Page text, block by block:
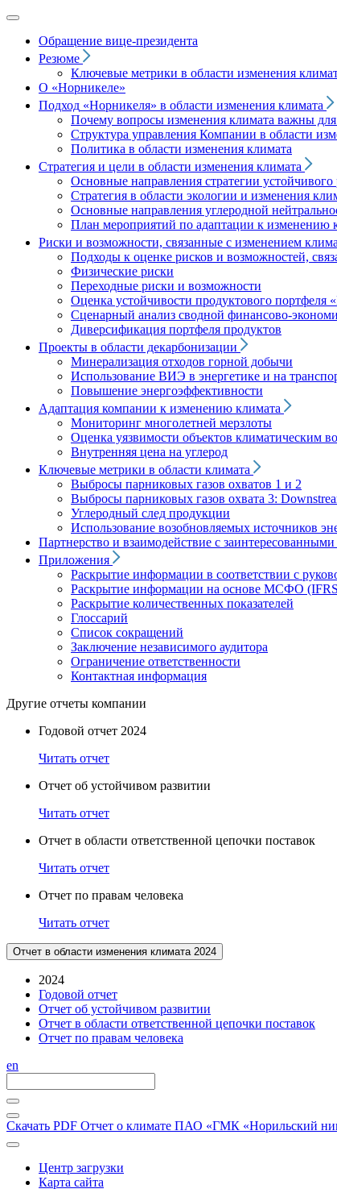
Обращение вице‑президента
Резюме
Ключевые метрики в области изменения
О «Норникеле»
Подход «Норникеля» в области изменения климата
Почему вопросы изменения климата важны
Структура управления Компании в области
Политика в области изменения климата
Стратегия и цели в области изменения климата
Основные направления стратегии устойчивого
Стратегия в области экологии и изменения
Основные направления углеродной
План мероприятий по адаптации к изменению
Риски и возможности, связанные с изменением
Подходы к оценке рисков и возможностей,
Физические риски
Переходные риски и возможности
Оценка устойчивости продуктового портфеля
Сценарный анализ сводной финансово-
Диверсификация портфеля продуктов
Проекты в области декарбонизации
Минерализация отходов горной добычи
Использование ВИЭ в энергетике и на
Повышение энергоэффективности
Адаптация компании к изменению климата
Мониторинг многолетней мерзлоты
Оценка уязвимости объектов климатическим
Внутренняя цена на углерод
Ключевые метрики в области климата
Выбросы парниковых газов охватов 1 и 2
Выбросы парниковых газов охвата 3:
Углеродный след продукции
Использование возобновляемых источников
Партнерство и взаимодействие с
Приложения
Раскрытие информации в соответствии с
Раскрытие информации на основе МСФО
Раскрытие количественных показателей
Глоссарий
Список сокращений
Заключение независимого аудитора
Ограничение ответственности
Контактная информация
Другие отчеты компании
Годовой отчет 2024
Читать отчет
Отчет об устойчивом развитии
Читать отчет
Отчет в области ответственной цепочки поставок
Читать отчет
Отчет по правам человека
Читать отчет
Отчет в области изменения климата 2024
2024
Годовой отчет
Отчет об устойчивом развитии
Отчет в области ответственной цепочки поставок
Отчет по правам человека
en
Скачать PDF Отчет о климате ПАО «ГМК «Норильский
Центр загрузки
Карта сайта